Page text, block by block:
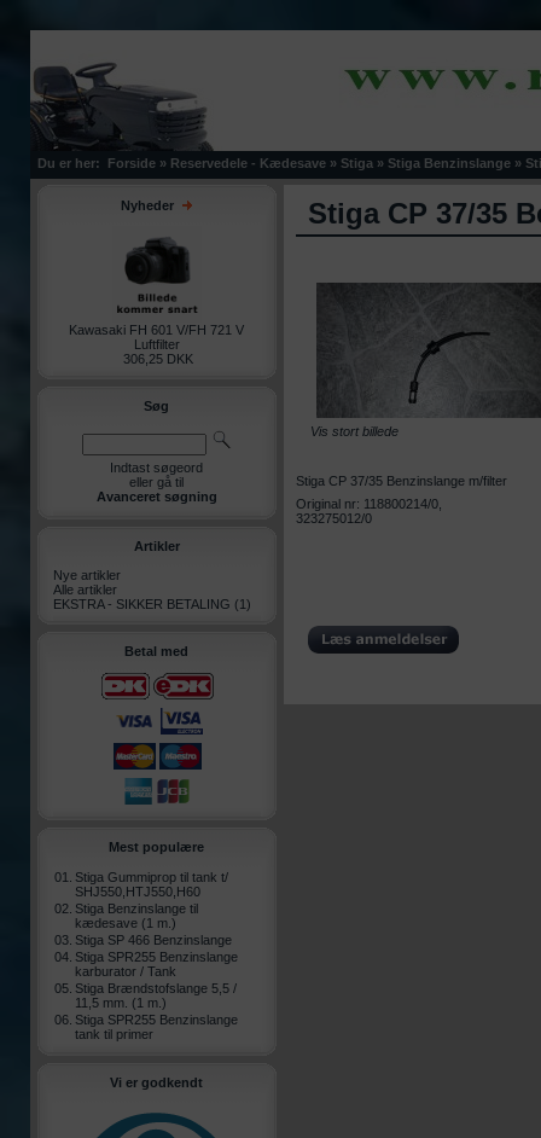
Du er her: Forside » Reservedele - Kædesave » Stiga » Stiga Benzinslange »
Nyheder
Kawasaki FH 601 V/FH 721 V
Luftfilter
306,25 DKK
Søg
Indtast søgeord
eller gå til
Avanceret søgning
Artikler
Nye artikler
Alle artikler
EKSTRA - SIKKER BETALING (1)
Betal med
Mest populære
01.
Stiga Gummiprop til tank t/
SHJ550,HTJ550,H60
02. Stiga Benzinslange til
kædesave (1 m.)
03. Stiga SP 466 Benzinslange
04. Stiga SPR255 Benzinslange
karburator / Tank
05. Stiga Brændstofslange 5,5 /
11,5 mm. (1 m.)
06. Stiga SPR255 Benzinslange
tank til primer
Vi er godkendt
Stiga CP 37/35
Vis stort billede
Stiga CP 37/35 Benzinslange m/filter
Original nr: 118800214/0,
323275012/0